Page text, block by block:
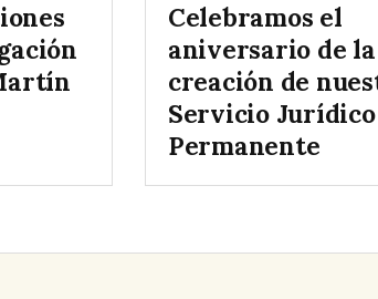
Celebramos el
aniversario de la
creación de
Servicio Jurídico
Permanente